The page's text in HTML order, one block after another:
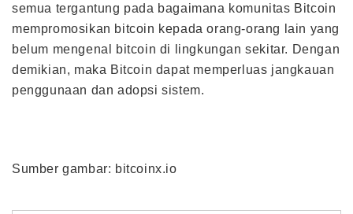
semua tergantung pada bagaimana komunitas Bitcoin
mempromosikan bitcoin kepada orang-orang lain yang
belum mengenal bitcoin di lingkungan sekitar. Dengan
demikian, maka Bitcoin dapat memperluas jangkauan
penggunaan dan adopsi sistem.
Sumber gambar: bitcoinx.io